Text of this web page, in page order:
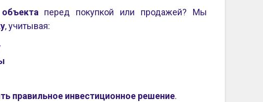
перед покупкой или продажей? Мы
, учитывая:
правильное инвестиционное решение.